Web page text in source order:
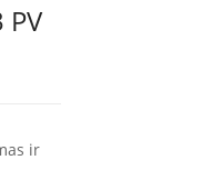
ir